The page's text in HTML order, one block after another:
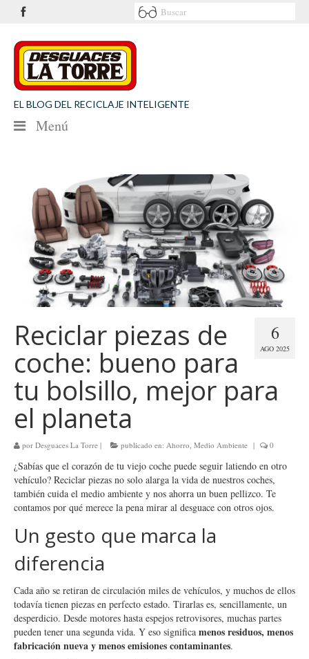
EL BLOG DEL RECICLAJE INTELIGENTE
Menú
SEGURIDAD VIAL
MEDIO AMBIENTE
PATROCINIOS
CONTACTO
Desguaces La Torre
6
AGO 2025
Reciclar piezas de
coche: bueno para
tu bolsillo, mejor para
el planeta
por Desguaces La Torre | publicado en: Ahorro, Medio Ambiente | 0
¿Sabías que el corazón de tu viejo coche puede seguir latiendo en otro
vehículo? Reciclar piezas no solo alarga la vida de nuestros coches,
también cuida el medio ambiente y nos ahorra un buen pellizco. Te
contamos por qué merece la pena mirar al desguace con otros ojos.
Un gesto que marca la
diferencia
Cada año se retiran de circulación miles de vehículos, y muchos de ellos
todavía tienen piezas en perfecto estado. Tirarlas es, sencillamente, un
desperdicio. Desde motores hasta espejos retrovisores, muchas partes
pueden tener una segunda vida. Y eso significa menos residuos, menos
fabricación nueva y menos emisiones contaminantes.